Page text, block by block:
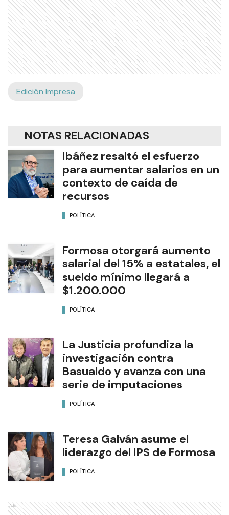
Edición Impresa
NOTAS RELACIONADAS
Ibáñez resaltó el esfuerzo
para aumentar salarios en un
contexto de caída de
recursos
POLÍTICA
Formosa otorgará aumento
salarial del 15% a estatales, el
sueldo mínimo llegará a
$1.200.000
POLÍTICA
La Justicia profundiza la
investigación contra
Basualdo y avanza con una
serie de imputaciones
POLÍTICA
Teresa Galván asume el
liderazgo del IPS de Formosa
POLÍTICA
Ads